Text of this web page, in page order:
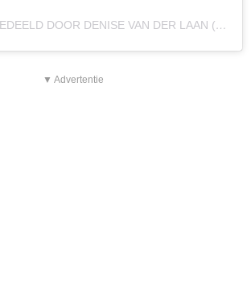
EEN BERICHT GEDEELD DOOR DENISE VAN DER LAAN (@DENISEVDLAANX)
▼ Advertentie